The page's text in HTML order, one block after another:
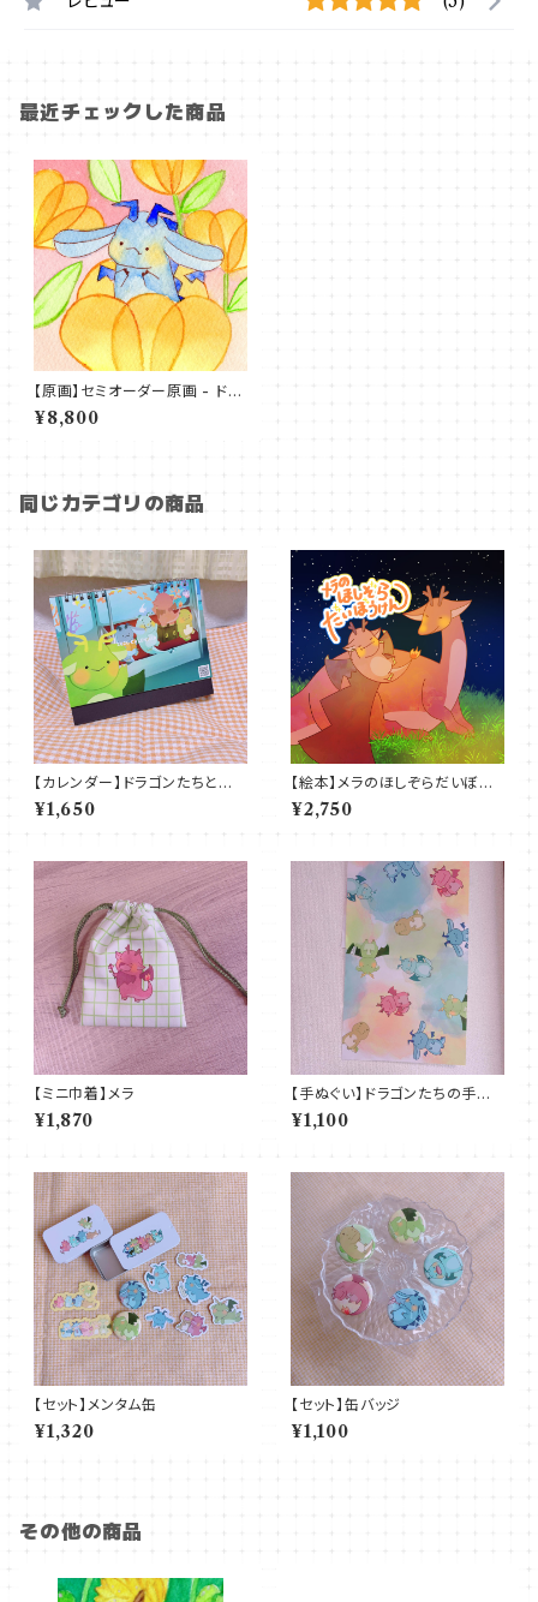
最近チェックした商品
【原画】セミオーダー原画 - ドラ
ゴン（お手紙付き）
¥8,800
同じカテゴリの商品
【カレンダー】ドラゴンたちとみ
んなのカレンダー～2026～
¥1,650
【絵本】メラのほしぞらだいぼう
けん
¥2,750
【ミニ巾着】メラ
¥1,870
【手ぬぐい】ドラゴンたちの手ぬぐ
い
¥1,100
【セット】メンタム缶
¥1,320
【セット】缶バッジ
¥1,100
その他の商品